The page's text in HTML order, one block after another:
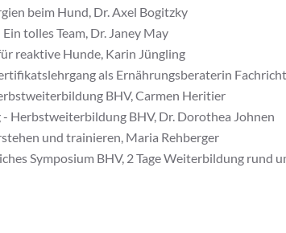
beim Hund, Dr. Axel Bogitzky
tolles Team, Dr. Janey May
reaktive Hunde, Karin Jüngling
als Ernährungsberaterin
BHV, Carmen Heritier
Herbstweiterbildung BHV, Dr. Dorothea Johnen
und trainieren, Maria Rehberger
Symposium BHV, 2 Tage Weiterbildung rund